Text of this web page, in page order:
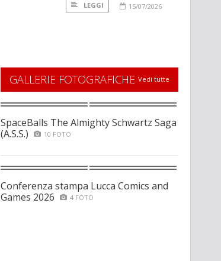
LEGGI 15/07/2026
GALLERIE FOTOGRAFICHE Vedi tutte
SpaceBalls The Almighty Schwartz Saga
(A.S.S.)
10 FOTO
Conferenza stampa Lucca Comics and
Games 2026
4 FOTO